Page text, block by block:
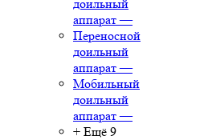
доильный
аппарат —
Переносной
доильный
аппарат —
Мобильный
доильный
аппарат —
+ Ещё 9